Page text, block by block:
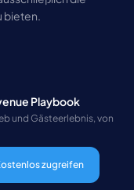
bieten.
Playbook
und Gästeerlebnis, von
zugreifen